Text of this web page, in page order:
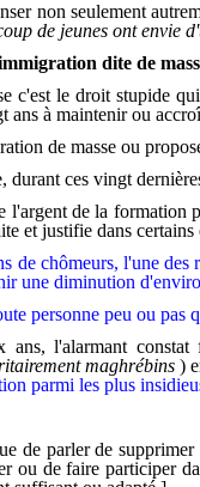
non seulement
de jeunes ont envie
dite de
c'est le droit stupide
ans à maintenir ou
de masse ou
durant ces vingt
l'argent de la
et justifie dans
de chômeurs, l'une des
une diminution
personne peu ou pas
l'alarmant
maghrébins)
parmi les plus
de parler de supprimer
ou de faire participer